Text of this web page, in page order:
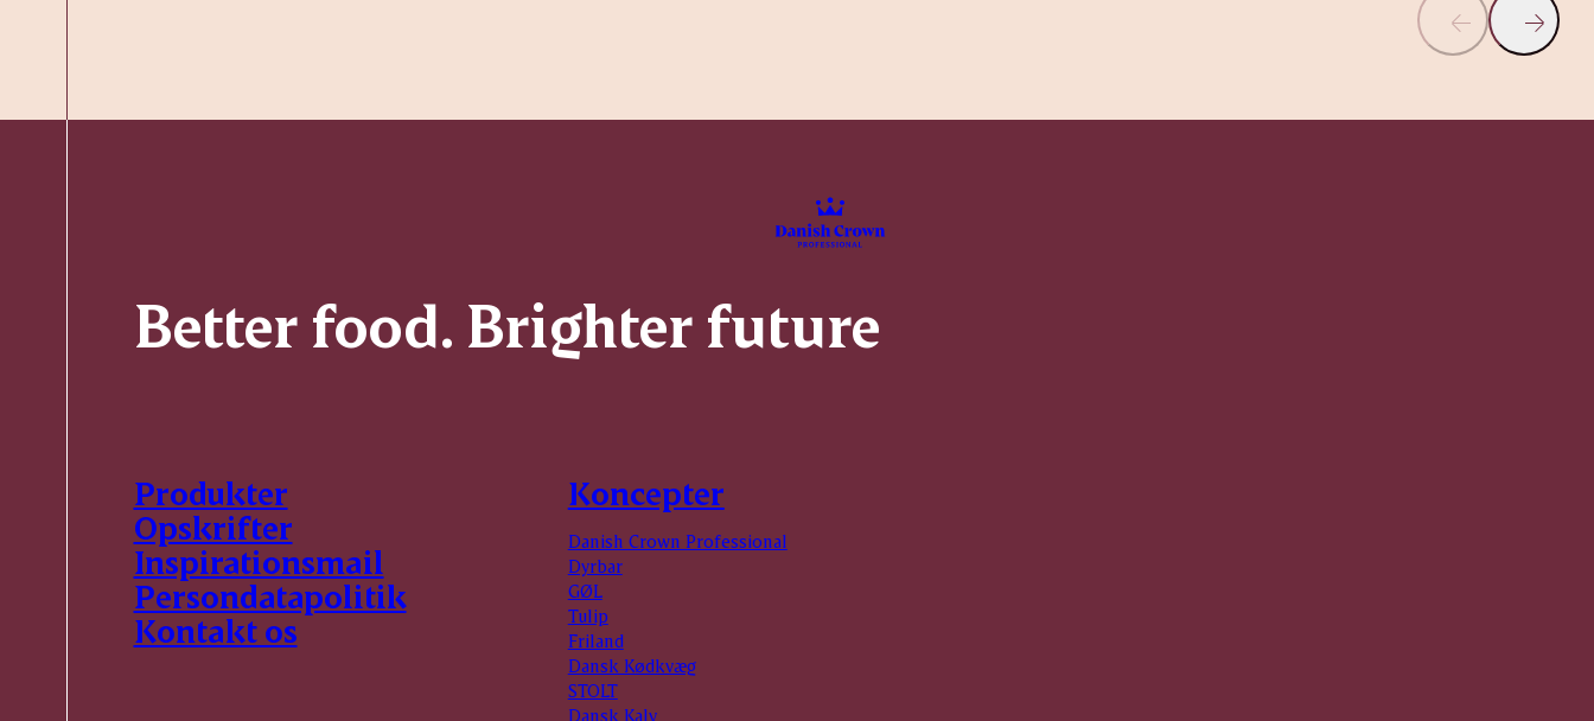
Better food. Brighter future
Koncepter
Danish Crown Professional
Dyrbar
GØL
Tulip
Friland
Dansk Kødkvæg
STOLT
Dansk Kalv
Produkter
Opskrifter
Inspirationsmail
Persondatapolitik
Kontakt os